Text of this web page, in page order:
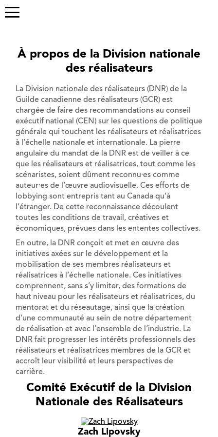
À propos de la Division nationale
des réalisateurs
La Division nationale des réalisateurs (DNR) de la
Guilde canadienne des réalisateurs (GCR) est
chargée de faire des recommandations au conseil
exécutif national (CEN) sur les questions de politique
générale qui touchent les réalisateurs et réalisatrices
à l’échelle nationale et internationale. La pierre
angulaire du mandat de la DNR est de veiller à ce
que les réalisateurs et réalisatrices, tout comme les
scénaristes, soient dûment reconnu⸱es comme
auteur⸱es de l’œuvre audiovisuelle. Ces efforts de
lobbying sont entrepris tant au Canada qu’à
l’étranger. De cette reconnaissance découlent
toutes les conditions de travail, créatives et
économiques, prévues dans les ententes collectives.
En outre, la DNR conçoit et met en œuvre des
initiatives axées sur le développement et la
mobilisation de ses membres réalisateurs et
réalisatrices à l’échelle nationale. Ces initiatives
comprennent, sans s’y limiter, des formations de
haut niveau pour les réalisateurs et réalisatrices, du
mentorat et du réseautage, ainsi que la création
d’une communauté au sein de notre département
de réalisation et avec l’ensemble de l’industrie. La
DNR fait progresser les intérêts professionnels des
réalisateurs et réalisatrices membres de la GCR et
accroît leur visibilité et leurs perspectives de
carrière.
Comité Exécutif de la Division
Nationale des Réalisateurs
Zach Lipovsky